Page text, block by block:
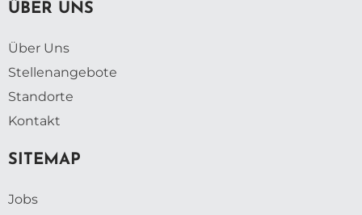
ÜBER UNS
Über Uns
Stellenangebote
Standorte
Kontakt
SITEMAP
Jobs